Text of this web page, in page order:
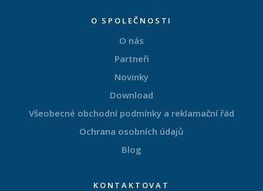
O SPOLEČNOSTI
O nás
Partneři
Novinky
Download
Všeobecné obchodní podmínky a reklamační řád
Ochrana osobních údajů
Blog
KONTAKTOVAT